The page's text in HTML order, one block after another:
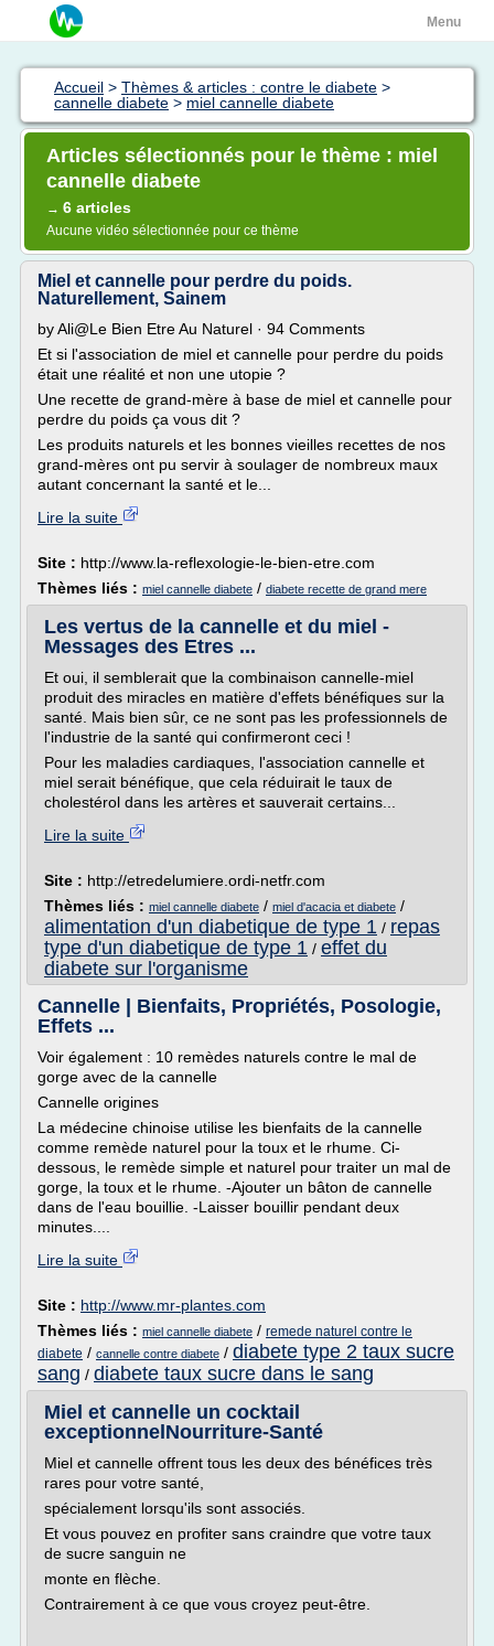
Menu
Accueil > Thèmes & articles : contre le diabete >
cannelle diabete > miel cannelle diabete
Articles sélectionnés pour le thème : miel
cannelle diabete
→ 6 articles
Aucune vidéo sélectionnée pour ce thème
Miel et cannelle pour perdre du poids.
Naturellement, Sainem
by Ali@Le Bien Etre Au Naturel · 94 Comments
Et si l'association de miel et cannelle pour perdre du poids
était une réalité et non une utopie ?
Une recette de grand-mère à base de miel et cannelle pour
perdre du poids ça vous dit ?
Les produits naturels et les bonnes vieilles recettes de nos
grand-mères ont pu servir à soulager de nombreux maux
autant concernant la santé et le...
Lire la suite
Site : http://www.la-reflexologie-le-bien-etre.com
Thèmes liés : miel cannelle diabete / diabete recette de grand mere
Les vertus de la cannelle et du miel -
Messages des Etres ...
Et oui, il semblerait que la combinaison cannelle-miel
produit des miracles en matière d'effets bénéfiques sur la
santé. Mais bien sûr, ce ne sont pas les professionnels de
l'industrie de la santé qui confirmeront ceci !
Pour les maladies cardiaques, l'association cannelle et
miel serait bénéfique, que cela réduirait le taux de
cholestérol dans les artères et sauverait certains...
Lire la suite
Site : http://etredelumiere.ordi-netfr.com
Thèmes liés : miel cannelle diabete / miel d'acacia et diabete /
alimentation d'un diabetique de type 1 / repas
type d'un diabetique de type 1 / effet du
diabete sur l'organisme
Cannelle | Bienfaits, Propriétés, Posologie,
Effets ...
Voir également : 10 remèdes naturels contre le mal de
gorge avec de la cannelle
Cannelle origines
La médecine chinoise utilise les bienfaits de la cannelle
comme remède naturel pour la toux et le rhume. Ci-
dessous, le remède simple et naturel pour traiter un mal de
gorge, la toux et le rhume. -Ajouter un bâton de cannelle
dans de l'eau bouillie. -Laisser bouillir pendant deux
minutes....
Lire la suite
Site : http://www.mr-plantes.com
Thèmes liés : miel cannelle diabete / remede naturel contre le
diabete / cannelle contre diabete / diabete type 2 taux sucre
sang / diabete taux sucre dans le sang
Miel et cannelle un cocktail
exceptionnelNourriture-Santé
Miel et cannelle offrent tous les deux des bénéfices très
rares pour votre santé,
spécialement lorsqu'ils sont associés.
Et vous pouvez en profiter sans craindre que votre taux
de sucre sanguin ne
monte en flèche.
Contrairement à ce que vous croyez peut-être.